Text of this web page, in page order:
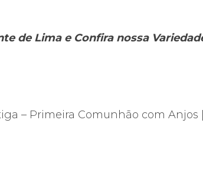
de Lima e Confira nossa
– Primeira Comunhão com Anjos